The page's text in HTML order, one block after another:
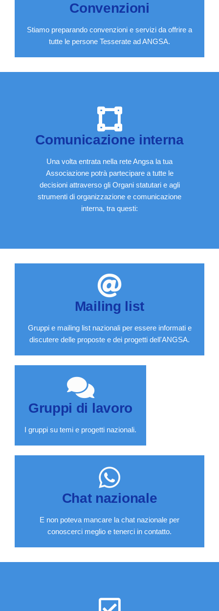
Convenzioni
Stiamo preparando convenzioni e servizi da offrire a
tutte le persone Tesserate ad ANGSA.
Comunicazione interna
Una volta entrata nella rete Angsa la tua
Associazione potrà partecipare a tutte le
decisioni attraverso gli Organi statutari e agli
strumenti di organizzazione e comunicazione
interna, tra questi:
Mailing list
Gruppi e mailing list nazionali per essere informati e
discutere delle proposte e dei progetti dell'ANGSA.
Gruppi di lavoro
I gruppi su temi e progetti nazionali.
Chat nazionale
E non poteva mancare la chat nazionale per
conoscerci meglio e tenerci in contatto.